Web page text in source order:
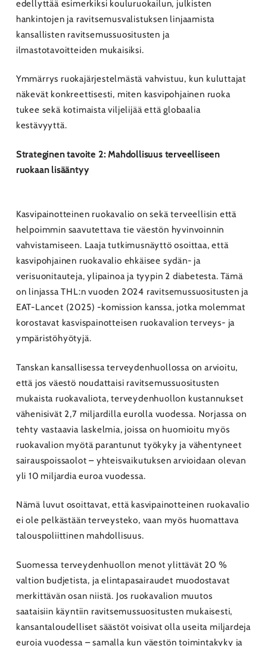
edellyttää esimerkiksi kouluruokailun, julkisten
hankintojen ja ravitsemusvalistuksen linjaamista
kansallisten ravitsemussuositusten ja
ilmastotavoitteiden mukaisiksi.
Ymmärrys ruokajärjestelmästä vahvistuu, kun kuluttajat
näkevät konkreettisesti, miten kasvipohjainen ruoka
tukee sekä kotimaista viljelijää että globaalia
kestävyyttä.
Strateginen tavoite 2: Mahdollisuus terveelliseen
ruokaan lisääntyy
Kasvipainotteinen ruokavalio on sekä terveellisin että
helpoimmin saavutettava tie väestön hyvinvoinnin
vahvistamiseen. Laaja tutkimusnäyttö osoittaa, että
kasvipohjainen ruokavalio ehkäisee sydän- ja
verisuonitauteja, ylipainoa ja tyypin 2 diabetesta. Tämä
on linjassa THL:n vuoden 2024 ravitsemussuositusten ja
EAT-Lancet (2025) -komission kanssa, jotka molemmat
korostavat kasvispainotteisen ruokavalion terveys- ja
ympäristöhyötyjä.
Tanskan kansallisessa terveydenhuollossa on arvioitu,
että jos väestö noudattaisi ravitsemussuositusten
mukaista ruokavaliota, terveydenhuollon kustannukset
vähenisivät 2,7 miljardilla eurolla vuodessa. Norjassa on
tehty vastaavia laskelmia, joissa on huomioitu myös
ruokavalion myötä parantunut työkyky ja vähentyneet
sairauspoissaolot – yhteisvaikutuksen arvioidaan olevan
yli 10 miljardia euroa vuodessa.
Nämä luvut osoittavat, että kasvipainotteinen ruokavalio
ei ole pelkästään terveysteko, vaan myös huomattava
talouspoliittinen mahdollisuus.
Suomessa terveydenhuollon menot ylittävät 20 %
valtion budjetista, ja elintapasairaudet muodostavat
merkittävän osan niistä. Jos ruokavalion muutos
saataisiin käyntiin ravitsemussuositusten mukaisesti,
kansantaloudelliset säästöt voisivat olla useita miljardeja
euroja vuodessa – samalla kun väestön toimintakyky ja